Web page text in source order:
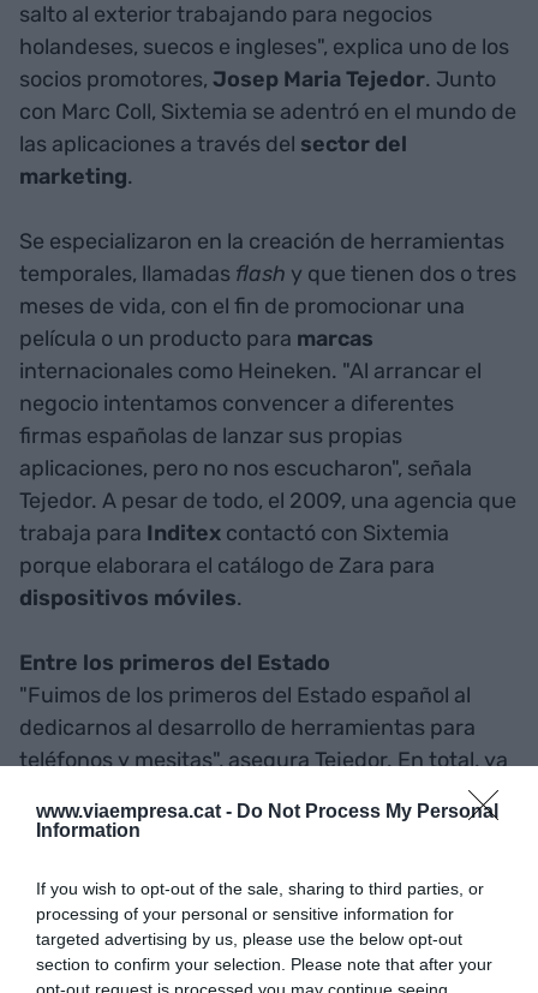
www.viaempresa.cat - Do Not Process My Personal
Information
If you wish to opt-out of the sale, sharing to third parties, or
processing of your personal or sensitive information for
targeted advertising by us, please use the below opt-out
section to confirm your selection. Please note that after your
opt-out request is processed you may continue seeing
salto al exterior trabajando para negocios
holandeses, suecos e ingleses", explica uno de los
socios promotores, Josep Maria Tejedor. Junto
con Marc Coll, Sixtemia se adentró en el mundo de
las aplicaciones a través del sector del
marketing.
Se especializaron en la creación de herramientas
temporales, llamadas flash y que tienen dos o tres
meses de vida, con el fin de promocionar una
película o un producto para marcas
internacionales como Heineken. "Al arrancar el
negocio intentamos convencer a diferentes
firmas españolas de lanzar sus propias
aplicaciones, pero no nos escucharon", señala
Tejedor. A pesar de todo, el 2009, una agencia que
trabaja para Inditex contactó con Sixtemia
porque elaborara el catálogo de Zara para
dispositivos móviles.
Entre los primeros del Estado
"Fuimos de los primeros del Estado español al
dedicarnos al desarrollo de herramientas para
teléfonos y mesitas", asegura Tejedor. En total, ya
. De estas, el
70% corresponden a la línea de marketing (para
David Villa) y el 30% restante pertenecen a
herramientas del ámbito empresarial, diseñadas a
medida para comerciales y administradores.